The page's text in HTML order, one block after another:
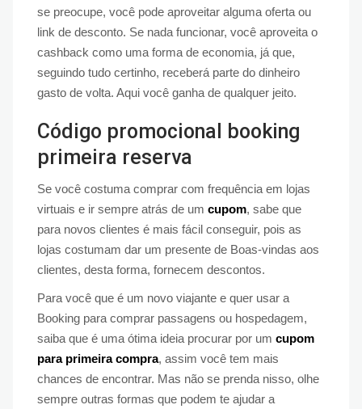
se preocupe, você pode aproveitar alguma oferta ou
link de desconto. Se nada funcionar, você aproveita o
cashback como uma forma de economia, já que,
seguindo tudo certinho, receberá parte do dinheiro
gasto de volta. Aqui você ganha de qualquer jeito.
Código promocional booking
primeira reserva
Se você costuma comprar com frequência em lojas
virtuais e ir sempre atrás de um cupom, sabe que
para novos clientes é mais fácil conseguir, pois as
lojas costumam dar um presente de Boas-vindas aos
clientes, desta forma, fornecem descontos.
Para você que é um novo viajante e quer usar a
Booking para comprar passagens ou hospedagem,
saiba que é uma ótima ideia procurar por um cupom
para primeira compra, assim você tem mais
chances de encontrar. Mas não se prenda nisso, olhe
sempre outras formas que podem te ajudar a